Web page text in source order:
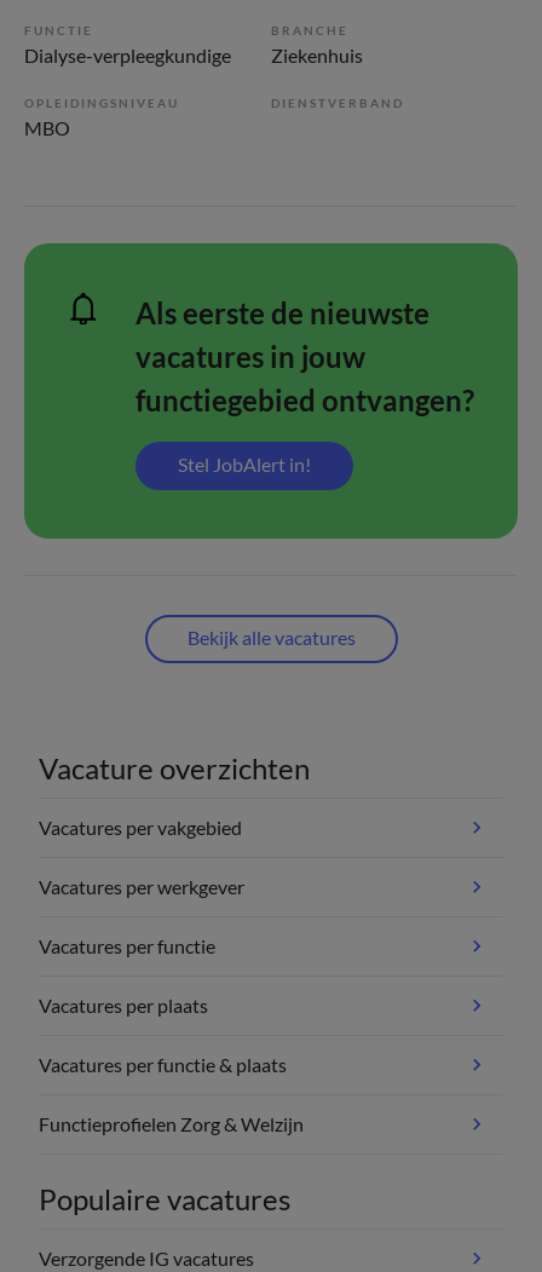
FUNCTIE
Dialyse-verpleegkundige
BRANCHE
Ziekenhuis
OPLEIDINGSNIVEAU
MBO
DIENSTVERBAND
Als eerste de nieuwste
vacatures in jouw
functiegebied ontvangen?
Stel JobAlert in!
Bekijk alle vacatures
Vacature overzichten
Vacatures per vakgebied
Vacatures per werkgever
Vacatures per functie
Vacatures per plaats
Vacatures per functie & plaats
Functieprofielen Zorg & Welzijn
Populaire vacatures
Verzorgende IG vacatures